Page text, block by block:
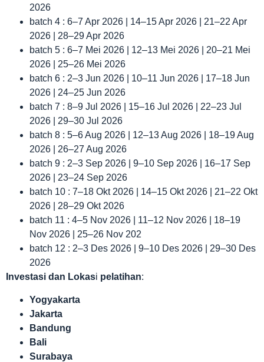
2026
batch 4 : 6–7 Apr 2026 | 14–15 Apr 2026 | 21–22 Apr
2026 | 28–29 Apr 2026
batch 5 : 6–7 Mei 2026 | 12–13 Mei 2026 | 20–21 Mei
2026 | 25–26 Mei 2026
batch 6 : 2–3 Jun 2026 | 10–11 Jun 2026 | 17–18 Jun
2026 | 24–25 Jun 2026
batch 7 : 8–9 Jul 2026 | 15–16 Jul 2026 | 22–23 Jul
2026 | 29–30 Jul 2026
batch 8 : 5–6 Aug 2026 | 12–13 Aug 2026 | 18–19 Aug
2026 | 26–27 Aug 2026
batch 9 : 2–3 Sep 2026 | 9–10 Sep 2026 | 16–17 Sep
2026 | 23–24 Sep 2026
batch 10 : 7–18 Okt 2026 | 14–15 Okt 2026 | 21–22 Okt
2026 | 28–29 Okt 2026
batch 11 : 4–5 Nov 2026 | 11–12 Nov 2026 | 18–19
Nov 2026 | 25–26 Nov 202
batch 12 : 2–3 Des 2026 | 9–10 Des 2026 | 29–30 Des
2026
Investasi dan Lokasi pelatihan:
Yogyakarta
Jakarta
Bandung
Bali
Surabaya